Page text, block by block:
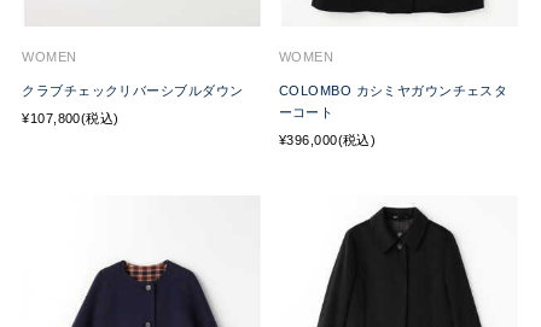
WOMEN
クラブチェックリバーシブルダウン
¥107,800(税込)
WOMEN
COLOMBO カシミヤガウンチェスタ
ーコート
¥396,000(税込)